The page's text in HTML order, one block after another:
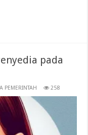
pada
PEMERINTAH 258